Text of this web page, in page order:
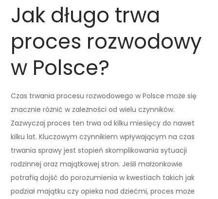
Jak długo trwa
proces rozwodowy
w Polsce?
Czas trwania procesu rozwodowego w Polsce może się
znacznie różnić w zależności od wielu czynników.
Zazwyczaj proces ten trwa od kilku miesięcy do nawet
kilku lat. Kluczowym czynnikiem wpływającym na czas
trwania sprawy jest stopień skomplikowania sytuacji
rodzinnej oraz majątkowej stron. Jeśli małżonkowie
potrafią dojść do porozumienia w kwestiach takich jak
podział majątku czy opieka nad dziećmi, proces może